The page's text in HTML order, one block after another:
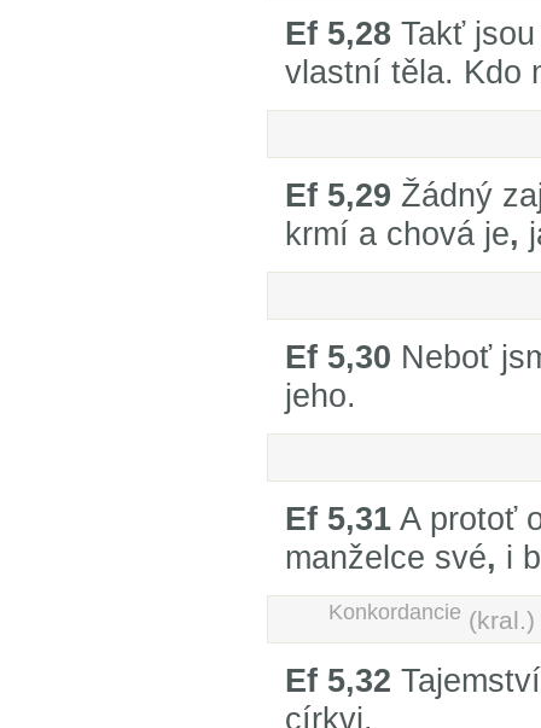
Ef 5,28 Takť
vlastní těla. Kdo
Ef 5,29 Žádný
krmí a chová je,
Ef 5,30 Neboť
jeho.
Ef 5,31 A protoť
manželce své, i
Konkordancie (kral.)
Ef 5,32
církvi.